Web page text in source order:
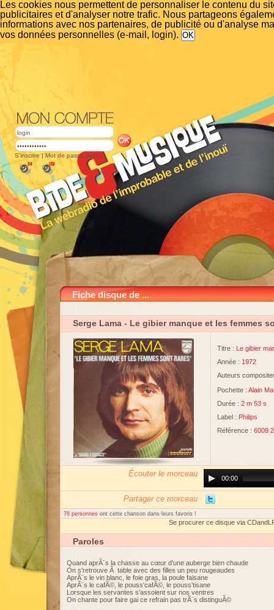
Les cookies nous permettent de personnaliser le contenu du
publicitaires et d'analyser notre trafic. Nous partageons
informations avec nos partenaires, de publicité ou d'analyse
vos données personnelles (e-mail, login).
S'inscrire | Mot de passe perdu
Fiche disque de ...
Serge Lama - Le gibier manque et les femmes
Titre : Le gibier
Année : 1972
Auteurs
Pochette : Alain
Durée : 2 m 53 s
Label : Philips
Référence : 6009
Écouter le morceau
Player00:00
Partager ce morceau
76 personnes ont cette chanson dans leurs favoris !
Se procurer ce disque via
Paroles
Quand aprÃ¨s la chasse au cœur d'une auberge bien chaude
On s'retrouve Ã table avec des filles un peu rougeaudes
AprÃ¨s le vin blanc, le foie gras, la poule faisane
AprÃ¨s le cafÃ©, le pouss'cafÃ©, le pouss'tisane
Lorsque les servantes s'assoient sur nos ventres
On chante pour faire gai ce refrain pas trÃ¨s distinguÃ©